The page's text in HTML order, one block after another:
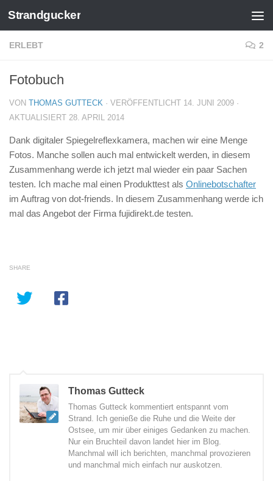
Zum Inhalt springen
Strandgucker
ERLEBT 2
Fotobuch
VON THOMAS GUTTECK · VERÖFFENTLICHT 14. JUNI 2009 ·
AKTUALISIERT 28. APRIL 2014
Dank digitaler Spiegelreflexkamera, machen wir eine Menge
Fotos. Manche sollen auch mal entwickelt werden, in diesem
Zusammenhang werde ich jetzt mal wieder ein paar Sachen
testen. Ich mache mal einen Produkttest als Onlinebotschafter
im Auftrag von dot-friends. In diesem Zusammenhang werde ich
mal das Angebot der Firma fujidirekt.de testen.
SHARE
Thomas Gutteck
Thomas Gutteck kommentiert entspannt vom
Strand. Ich genieße die Ruhe und die Weite der
Ostsee, um mir über einiges Gedanken zu machen.
Nur ein Bruchteil davon landet hier im Blog.
Manchmal will ich berichten, manchmal provozieren
und manchmal mich einfach nur auskotzen.